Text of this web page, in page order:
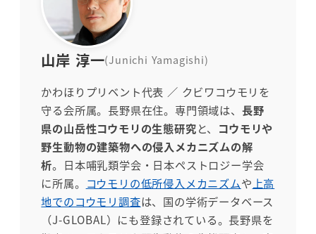
山岸 淳一(Junichi Yamagishi)
かわほりプリベント代表 ／ クビワコウモリを
守る会所属。長野県在住。専門領域は、 長野
県の山岳性コウモリの生態研究と、 コウモリや
野生動物の建築物への侵入メカニズムの解
析。日本哺乳類学会・日本ペストロジー学会
に所属。 コウモリの低所侵入メカニズムや 上高
地でのコウモリ調査は、国の学術データベース
（J-GLOBAL）にも登録されている。長野県を